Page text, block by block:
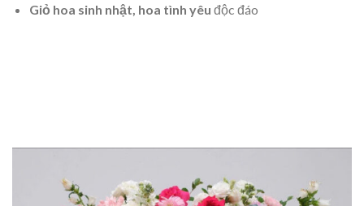
Giỏ hoa sinh nhật, hoa tình yêu độc đáo